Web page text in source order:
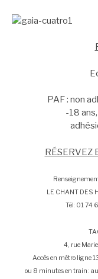
PAF : non
-18
RÉSERVEZ
LE CHANT DES
Tél: 01 74
4, rue
Accès en métro ligne
ou 8 minutes en train :